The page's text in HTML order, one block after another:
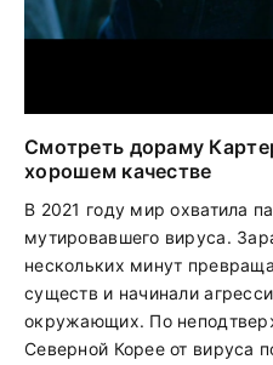
Смотреть дораму
хорошем качестве
В 2021 году мир охватила
мутировавшего вируса.
нескольких минут
существ и начинали
окружающих. По
Северной Корее от вируса